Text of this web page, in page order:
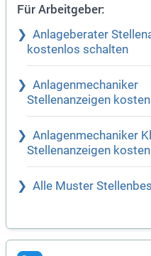
Für Arbeitgeber:
Anlageberater
kostenlos schalten
Anlagenmechaniker
Stellenanzeigen
Anlagenmechaniker
Stellenanzeigen
Alle Muster